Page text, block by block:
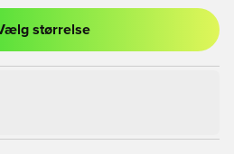
ind eller tilmelde dig som medlem
størrelse